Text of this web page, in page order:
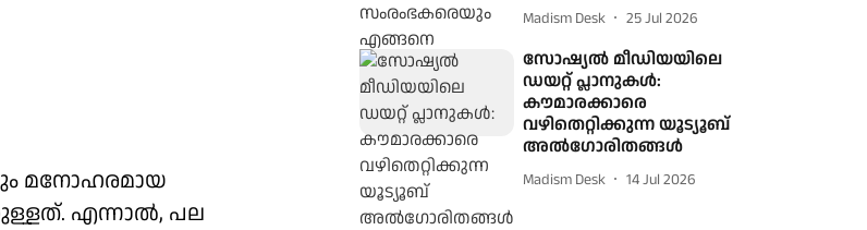
മനോഹരമായ
എന്നാല്‍, പല
Madism Desk 25 Jul 2026
സോഷ്യൽ മീഡിയയിലെ
ഡയറ്റ് പ്ലാനുകൾ:
കൗമാരക്കാരെ
വഴിതെറ്റിക്കുന്ന യൂട്യൂബ്
അൽഗോരിതങ്ങൾ
Madism Desk 14 Jul 2026